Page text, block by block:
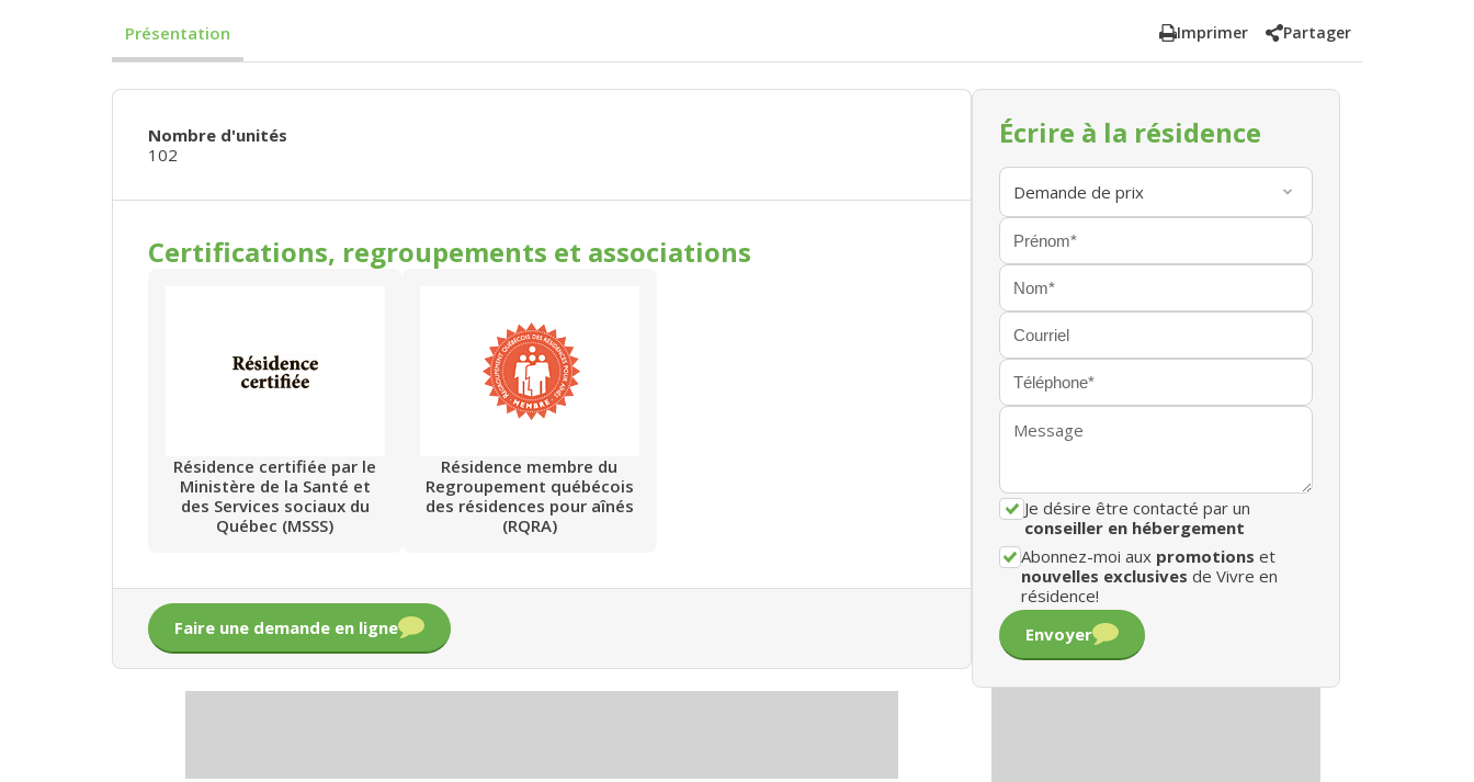
Présentation Imprimer Partager
Nombre d'unités
102
Certifications, regroupements et associations
Résidence certifiée par le
Ministère de la Santé et
des Services sociaux du
Québec (MSSS)
Résidence membre du
Regroupement québécois
des résidences pour aînés
(RQRA)
Faire une demande en ligne
Écrire à la résidence
Je désire être contacté par un
conseiller en hébergement
Abonnez-moi aux promotions et
nouvelles exclusives de Vivre en
résidence!
Envoyer